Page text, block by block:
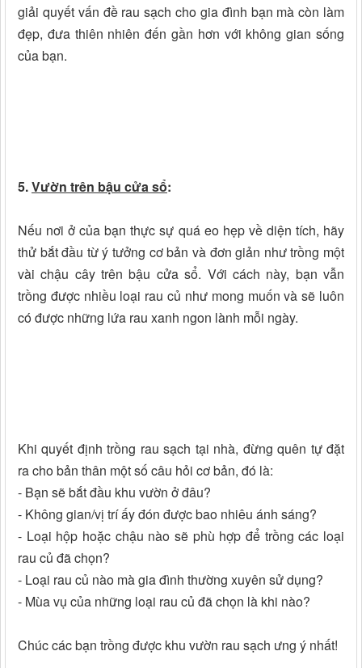
giải quyết vấn đề rau sạch cho gia đình bạn mà còn làm
đẹp, đưa thiên nhiên đến gần hơn với không gian sống
của bạn.
5.Vườn trên bậu cửa sổ:
Nếu nơi ở của bạn thực sự quá eo hẹp về diện tích, hãy
thử bắt đầu từ ý tưởng cơ bản và đơn giản như trồng một
vài chậu cây trên bậu cửa sổ. Với cách này, bạn vẫn
trồng được nhiều loại rau củ như mong muốn và sẽ luôn
có được những lứa rau xanh ngon lành mỗi ngày.
Khi quyết định trồng rau sạch tại nhà, đừng quên tự đặt
ra cho bản thân một số câu hỏi cơ bản, đó là:
- Bạn sẽ bắt đầu khu vườn ở đâu?
- Không gian/vị trí ấy đón được bao nhiêu ánh sáng?
- Loại hộp hoặc chậu nào sẽ phù hợp để trồng các loại
rau củ đã chọn?
- Loại rau củ nào mà gia đình thường xuyên sử dụng?
- Mùa vụ của những loại rau củ đã chọn là khi nào?
Chúc các bạn trồng được khu vườn rau sạch ưng ý nhất!